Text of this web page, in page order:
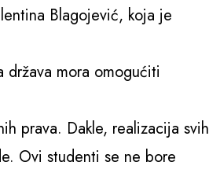
Blagojević, koja je
država mora omogućiti
prava. Dakle, realizacija svih
Ovi studenti se ne bore